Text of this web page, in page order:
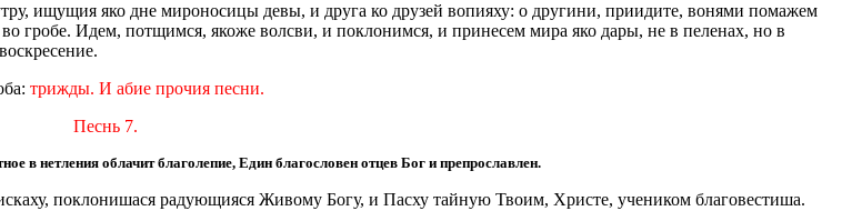
ищущия яко дне мироносицы девы, и друга ко друзей вопияху: о другини, приидите, вонями помажем
гробе. Идем, потщимся, якоже волсви, и поклонимся, и принесем мира яко дары, не в пеленах, но в
трижды. И абие прочия песни.
Песнь 7.
в нетления облачит благолепие, Един благословен отцев Бог и препрославлен.
поклонишася радующияся Живому Богу, и Пасху тайную Твоим, Христе, учеником благовестиша.